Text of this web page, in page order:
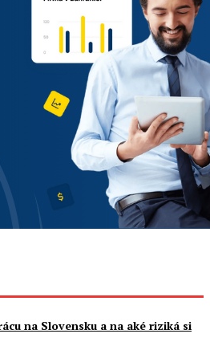
na Slovensku a na aké riziká si